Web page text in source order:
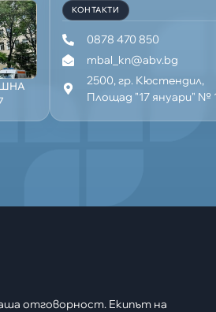
КОНТАКТИ
0878 470 850
mbal_kn@abv.bg
2500, гр. Кюстендил,
Площад "17 януари" №
отговорност. Екипът на